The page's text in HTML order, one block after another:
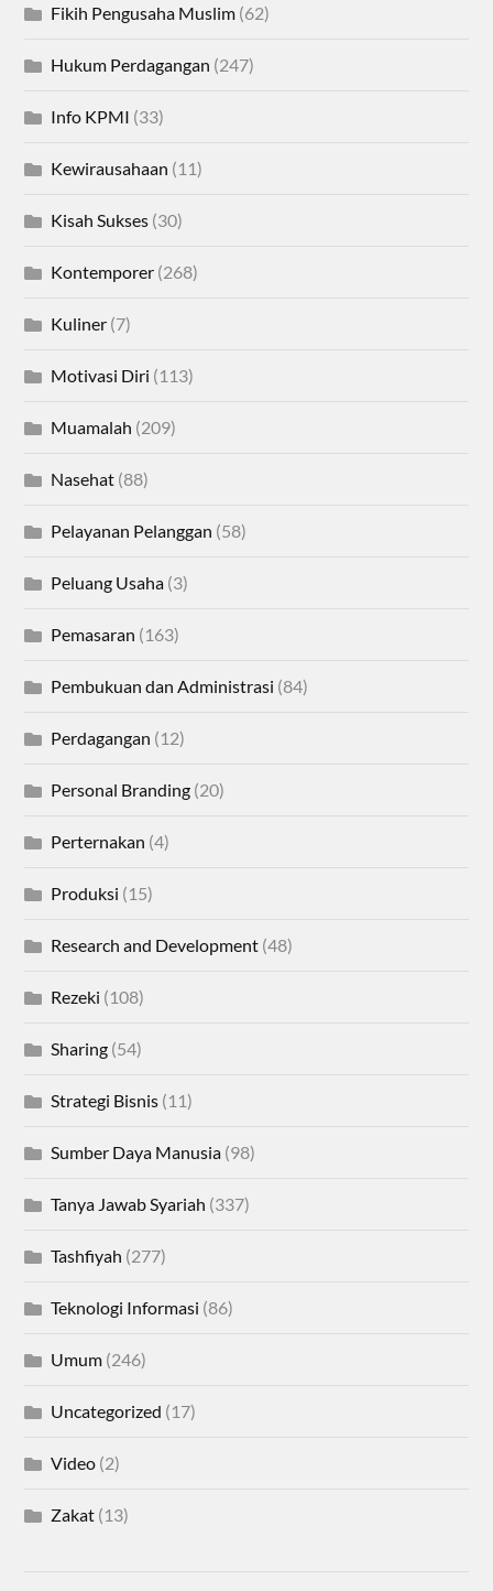
Fikih Pengusaha Muslim (62)
Hukum Perdagangan (247)
Info KPMI (33)
Kewirausahaan (11)
Kisah Sukses (30)
Kontemporer (268)
Kuliner (7)
Motivasi Diri (113)
Muamalah (209)
Nasehat (88)
Pelayanan Pelanggan (58)
Peluang Usaha (3)
Pemasaran (163)
Pembukuan dan Administrasi (84)
Perdagangan (12)
Personal Branding (20)
Perternakan (4)
Produksi (15)
Research and Development (48)
Rezeki (108)
Sharing (54)
Strategi Bisnis (11)
Sumber Daya Manusia (98)
Tanya Jawab Syariah (337)
Tashfiyah (277)
Teknologi Informasi (86)
Umum (246)
Uncategorized (17)
Video (2)
Zakat (13)